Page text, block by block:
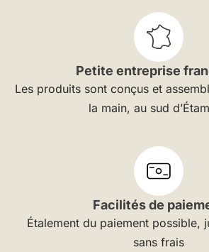
Petite entreprise
Les produits sont conçus et
la main, au sud
Facilités de
Étalement du paiement possible,
sans frais